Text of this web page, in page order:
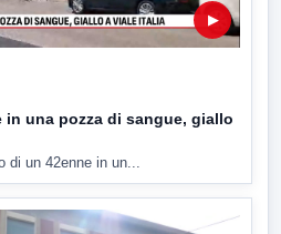
▶
in una pozza di sangue, giallo
un 42enne in un...